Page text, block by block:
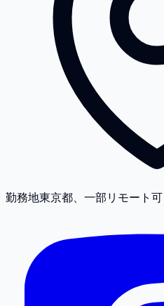
勤務地東京都、一部リモート可